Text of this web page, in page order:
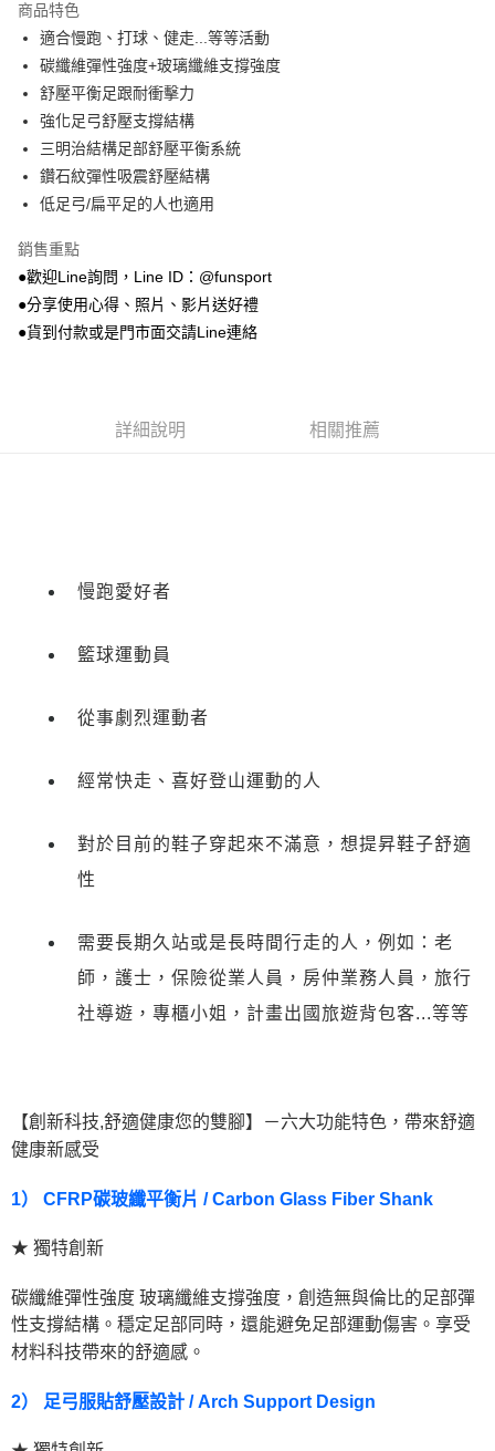
街口支付
悠遊付
Google Pay
AFTEE先享後付
相關說明
【關於「AFTEE先享後付」】
便利好安心！
１．簡單：不需註冊會員、不需綁卡、不需儲值。
２．便利：只要手機號碼，簡訊認證，即可結帳。
３．安心：先確認商品／服務後，再付款。
３．收到繳費通知簡訊後14天內，點擊此簡訊中的連結，可透過四大超商／
易，需依本服務之必要範圍內提供個人資料，並將交易相關給付款項請求債
權轉讓予恩沛科技股份有限公司。
https://aftee.tw/terms/#terms3
３．未成年的使用者請事先徵得法定代理人或監護人之同意方可使用
４．使用「AFTEE先享後付」時，將依據個別帳號之用戶狀況，依本公司即
５．嚴禁一人註冊多個帳號或使用他人資訊註冊。若發現惡意使用之情形，
運送方式
付款後全家取貨
每筆NT$100，滿NT$999(含以上)免運費
商品特色
適合慢跑、打球、健走...等等活動
碳纖維彈性強度+玻璃纖維支撐強度
舒壓平衡足跟耐衝擊力
強化足弓舒壓支撐結構
三明治結構足部舒壓平衡系統
鑽石紋彈性吸震舒壓結構
低足弓/扁平足的人也適用
銷售重點
●歡迎Line詢問，Line ID：@funsport
●分享使用心得、照片、影片送好禮
●貨到付款或是門市面交請Line連絡
詳細說明 相關推薦
慢跑愛好者
籃球運動員
從事劇烈運動者
經常快走、喜好登山運動的人
對於目前的鞋子穿起來不滿意，想提昇鞋子舒適
性
需要長期久站或是長時間行走的人，例如：老
師，護士，保險從業人員，房仲業務人員，旅行
社導遊，專櫃小姐，計畫出國旅遊背包客...等等
【創新科技,舒適健康您的雙腳】－六大功能特色，帶來舒適
健康新感受
1） CFRP碳玻纖平衡片 / Carbon Glass Fiber Shank
★ 獨特創新
碳纖維彈性強度 玻璃纖維支撐強度，創造無與倫比的足部彈
性支撐結構。穩定足部同時，還能避免足部運動傷害。享受
材料科技帶來的舒適感。
2） 足弓服貼舒壓設計 / Arch Support Design